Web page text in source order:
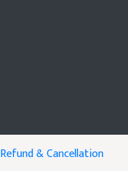
Refund & Cancellation